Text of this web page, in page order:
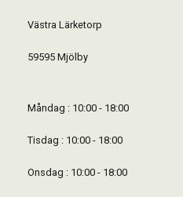
Västra Lärketorp
59595 Mjölby
Måndag : 10:00 - 18:00
Tisdag : 10:00 - 18:00
Onsdag : 10:00 - 18:00